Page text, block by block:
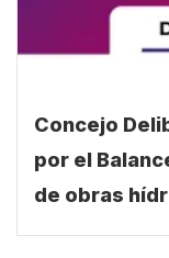
Concejo
por el
de obras